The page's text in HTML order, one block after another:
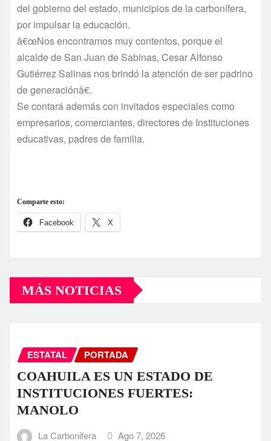
del gobierno del estado, municipios de la carboní­fera,
por impulsar la educación.
â€œNos encontramos muy contentos, porque el
alcalde de San Juan de Sabinas, Cesar Alfonso
Gutiérrez Salinas nos brindó la atención de ser padrino
de generaciónâ€.
Se contará además con invitados especiales como
empresarios, comerciantes, directores de Instituciones
educativas, padres de familia.
Comparte esto:
Facebook X
MÁS NOTICIAS
ESTATAL PORTADA
COAHUILA ES UN ESTADO DE
INSTITUCIONES FUERTES:
MANOLO
La Carbonifera Ago 7, 2026